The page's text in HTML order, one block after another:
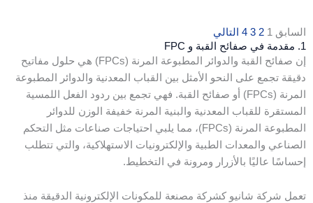
السابق الصفحة
1 الصفحة
2 الصفحة
3 الصفحة
4 التالي
1. مقدمة في صفائح القبة و FPC
إن صفائح القبة والدوائر المطبوعة المرنة (FPCs) هي حلول مفاتيح
دقيقة تجمع على النحو الأمثل بين القباب المعدنية والدوائر المطبوعة
المرنة (FPCs) أو صفائح القبة. فهي تجمع بين ردود الفعل اللمسية
المستقرة للقباب المعدنية والبنية المرنة خفيفة الوزن للدوائر
المطبوعة المرنة (FPCs)، مما يلبي احتياجات صناعات مثل التحكم
الصناعي والمعدات الطبية والإلكترونيات الاستهلاكية، والتي تتطلب
إحساسًا عاليًا بالأزرار ومرونة في التخطيط.
تعمل شركة شانيو كشركة مصنعة للمكونات الإلكترونية الدقيقة منذ